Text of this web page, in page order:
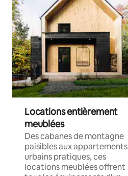
Locations entièrement
meublées
Des cabanes de montagne
paisibles aux appartements
urbains pratiques, ces
locations meublées offrent